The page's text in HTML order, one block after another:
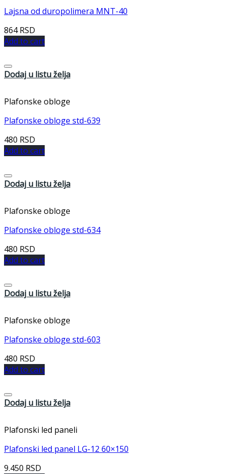
Lajsna od duropolimera MNT-40
864RSD
Add to cart
Dodaj u listu želja
Plafonske obloge
Plafonske obloge std-639
480 RSD
Add to cart
Dodaj u listu želja
Plafonske obloge
Plafonske obloge std-634
480 RSD
Add to cart
Dodaj u listu želja
Plafonske obloge
Plafonske obloge std-603
480 RSD
Add to cart
Dodaj u listu želja
Plafonski led paneli
Plafonski led panel LG-12 60×150
9.450 RSD